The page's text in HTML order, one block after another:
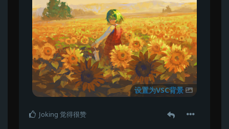
设置为VSC背景
Joking 觉得很赞